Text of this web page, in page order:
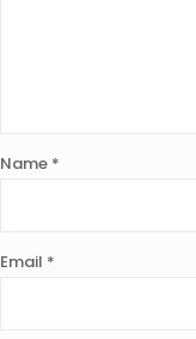
Name *
Email *